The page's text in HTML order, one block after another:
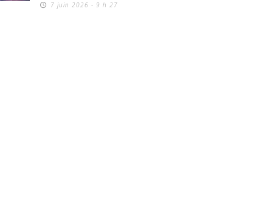
7 juin 2026 - 9 h 27